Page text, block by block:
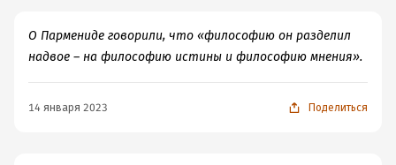
О Пармениде говорили, что «философию он разделил
надвое – на философию истины и философию мнения».
14 января 2023 Поделиться